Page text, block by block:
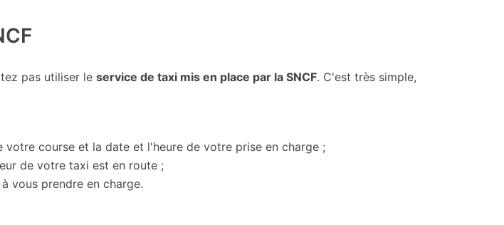
pas utiliser le service de taxi mis en place par la SNCF. C'est très simple,
course et la date et l'heure de votre prise en charge ;
de votre taxi est en route ;
vous prendre en charge.